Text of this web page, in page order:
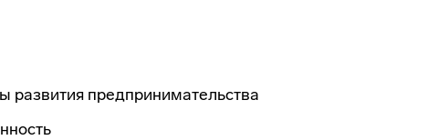
предпринимательства